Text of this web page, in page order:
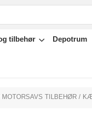
tilbehør Depotrum
MOTORSAVS TILBEHØR /